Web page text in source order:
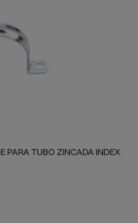
PARA TUBO ZINCADA INDEX